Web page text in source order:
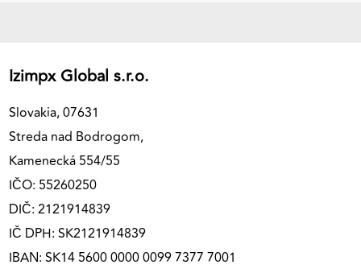
Izimpx Global s.r.o.
Slovakia, 07631
Streda nad Bodrogom,
Kamenecká 554/55
IČO: 55260250
DIČ: 2121914839
IČ DPH: SK2121914839
IBAN: SK14 5600 0000 0099 7377 7001